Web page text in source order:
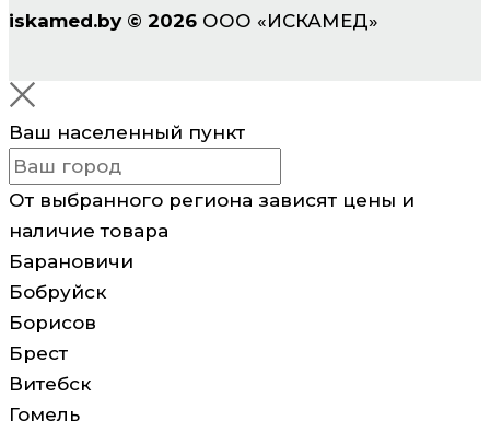
iskamed.by © 2026 ООО «ИСКАМЕД»
Ваш населенный пункт
От выбранного региона зависят цены и
наличие товара
Барановичи
Бобруйск
Борисов
Брест
Витебск
Гомель